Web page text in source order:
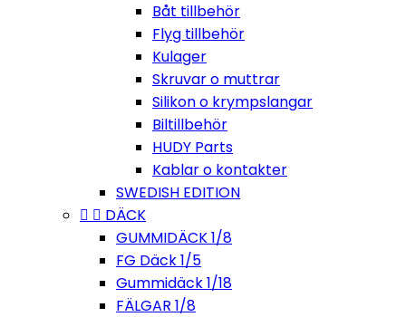
Båt tillbehör
Flyg tillbehör
Kulager
Skruvar o muttrar
Silikon o krympslangar
Biltillbehör
HUDY Parts
Kablar o kontakter
SWEDISH EDITION
  DÄCK
GUMMIDÄCK 1/8
FG Däck 1/5
Gummidäck 1/18
FÄLGAR 1/8